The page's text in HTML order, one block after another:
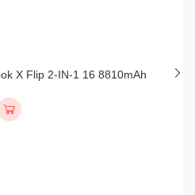
X Flip 2-IN-1 16 8810mAh